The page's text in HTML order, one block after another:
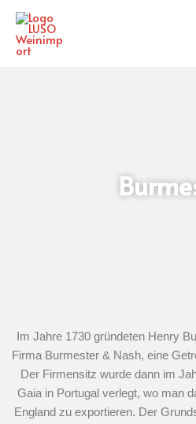
Zum
Inhalt
springen
Im Jahre 1730 gründeten Henry
Firma Burmester & Nash, eine
Der Firmensitz wurde dann im
Gaia in Portugal verlegt, wo man
England zu exportieren. Der